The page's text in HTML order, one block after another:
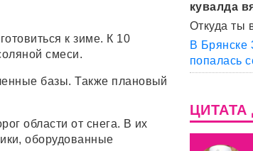
к зиме. К 10
смеси.
базы. Также плановый
области от снега. В их
оборудованные
кувалда
Откуда ты
В Брянске
попалась
ЦИТАТА